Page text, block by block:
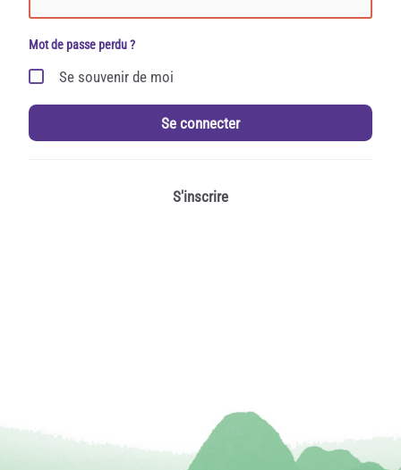
Mot de passe perdu ?
Se souvenir de moi
Se connecter
S'inscrire